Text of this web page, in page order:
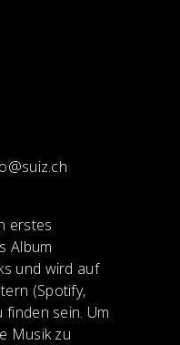
erstes
Album
und wird auf
(Spotify,
sein. Um
Musik zu